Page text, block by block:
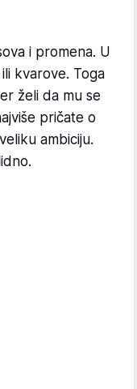
i promena. U
kvarove. Toga
želi da mu se
pričate o
ambiciju.